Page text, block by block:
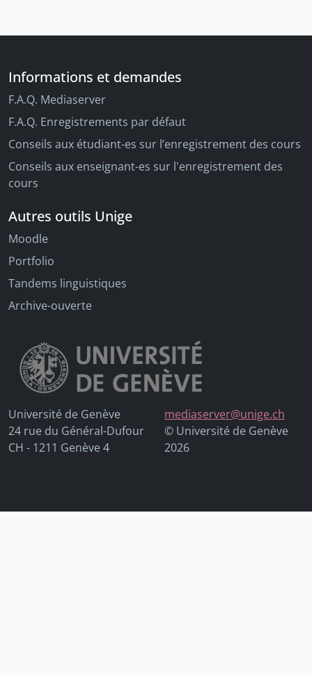
Informations et demandes
F.A.Q. Mediaserver
F.A.Q. Enregistrements par défaut
Conseils aux étudiant-es sur l’enregistrement des cours
Conseils aux enseignant-es sur l'enregistrement des
cours
Autres outils Unige
Moodle
Portfolio
Tandems linguistiques
Archive-ouverte
Université de Genève
24 rue du Général-Dufour
CH - 1211 Genève 4
mediaserver@unige.ch
© Université de Genève
2026